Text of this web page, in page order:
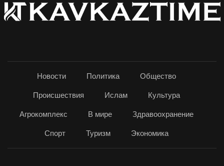
Новости Политика Общество
Происшествия Ислам Культура
Агрокомплекс В мире Здравоохранение
Спорт Туризм Экономика